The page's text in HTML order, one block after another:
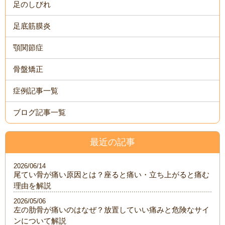
足のしびれ
足底筋膜炎
顎関節症
骨盤矯正
症例記事一覧
ブログ記事一覧
最近の記事
尾てい骨が痛い原因とは？座ると痛い・立ち上がると痛む
理由を解説
2026/06/14
左の肋骨が痛いのはなぜ？放置していい痛みと危険なサイ
ンについて解説
2026/05/06